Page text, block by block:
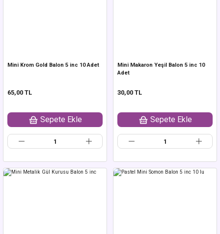
Mini Krom Gold Balon 5 inc 10 Adet
65,00 TL
Sepete Ekle
Mini Makaron Yeşil Balon 5 inc 10
Adet
30,00 TL
Sepete Ekle